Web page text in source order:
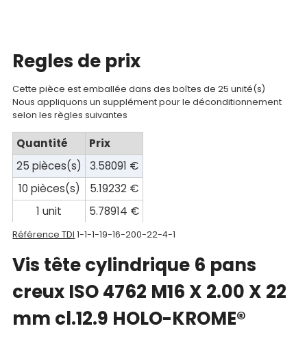
Mon
panier
Contact
Regles de prix
Cette pièce est emballée dans des boîtes de 25 unité(s)
Nous appliquons un supplément pour le déconditionnement
selon les règles suivantes
Quantité
Prix
25 pièces(s)
3.58091 €
10 pièces(s)
5.19232 €
1 unit
5.78914 €
Référence TDI 1-1-1-19-16-200-22-4-1
Vis tête cylindrique 6 pans
creux ISO 4762 M16 X 2.00 X 22
mm cl.12.9 HOLO-KROME®